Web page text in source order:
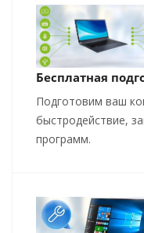
Бесплатная
Подготовим ваш
быстродействие,
программ.